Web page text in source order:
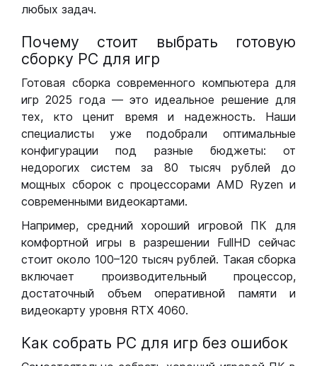
любых задач.
Почему стоит выбрать готовую
сборку РС для игр
Готовая сборка современного компьютера для
игр 2025 года — это идеальное решение для
тех, кто ценит время и надежность. Наши
специалисты уже подобрали оптимальные
конфигурации под разные бюджеты: от
недорогих систем за 80 тысяч рублей до
мощных сборок с процессорами AMD Ryzen и
современными видеокартами.
Например, средний хороший игровой ПК для
комфортной игры в разрешении FullHD сейчас
стоит около 100–120 тысяч рублей. Такая сборка
включает производительный процессор,
достаточный объем оперативной памяти и
видеокарту уровня RTX 4060.
Как собрать РС для игр без ошибок